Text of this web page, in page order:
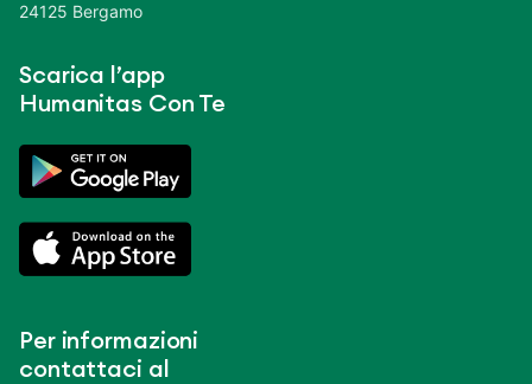
24125 Bergamo
Scarica l’app
Humanitas Con Te
Per informazioni
contattaci al